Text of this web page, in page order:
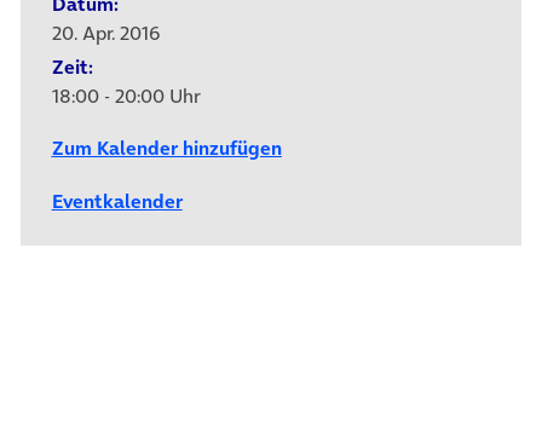
20. Apr. 2016
Zeit:
18:00 - 20:00 Uhr
Zum Kalender hinzufügen
Eventkalender